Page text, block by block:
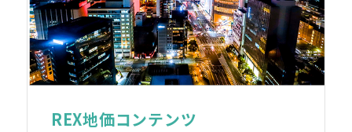
REX地価コンテンツ